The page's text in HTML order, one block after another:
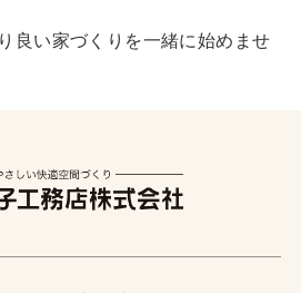
良い家づくりを一緒に始めませ